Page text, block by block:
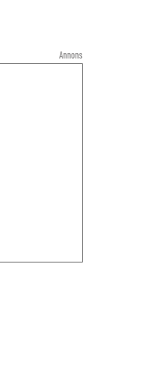
Annons